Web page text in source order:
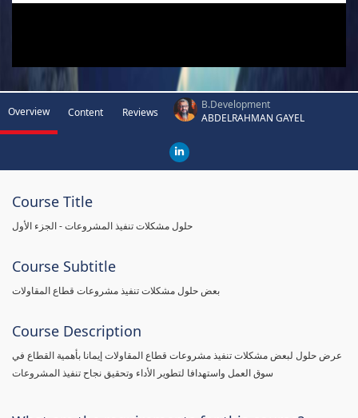
Overview Content Reviews
B.Development
ABDELRAHMAN GAYEL
Course Title
حلول مشكلات تنفيذ المشروعات - الجزء الأول
Course Subtitle
بعض حلول مشكلات تنفيذ مشروعات قطاع المقاولات
Course Description
عرض حلول لبعض مشكلات تنفيذ مشروعات قطاع المقاولات إيمانا بأهمية القطاع في
سوق العمل واستهدافا لتطوير الأداء وتحقيق نجاح تنفيذ المشروعات